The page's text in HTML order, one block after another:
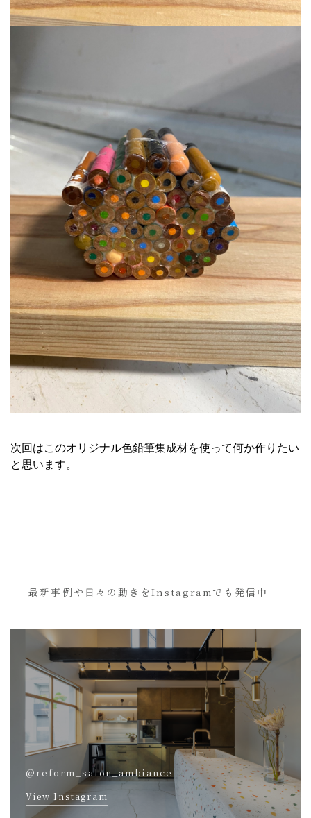
次回はこのオリジナル色鉛筆集成材を使って何か作りたい
と思います。
最新事例や日々の動きをInstagramでも発信中
@reform_salon_ambiance
View Instagram